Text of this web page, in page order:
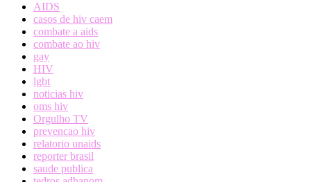
AIDS
casos de hiv caem
combate a aids
combate ao hiv
gay
HIV
lgbt
noticias hiv
oms hiv
Orgulho TV
prevencao hiv
relatorio unaids
reporter brasil
saude publica